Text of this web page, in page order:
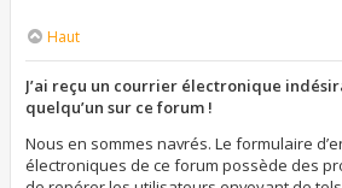
Haut
J’ai reçu un courrier électronique
quelqu’un sur ce forum !
Nous en sommes navrés. Le formulaire
électroniques de ce forum possède des